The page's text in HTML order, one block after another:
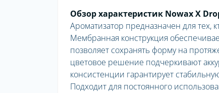
Обзор характеристик Nowax X
Ароматизатор предназначен для тех,
Мембранная конструкция
позволяет сохранять форму на
цветовое решение подчеркивают
консистенции гарантирует
Подходит для постоянного